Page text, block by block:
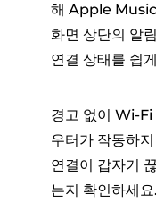
해 Apple Music
화면 상단의 알
연결 상태를 쉽
경고 없이 Wi-Fi
우터가 작동하
연결이 갑자기
는지 확인하세요.